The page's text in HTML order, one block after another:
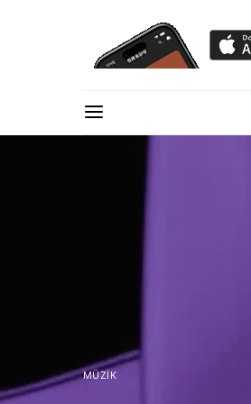
MÜZIK